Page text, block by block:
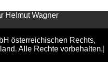
Helmut Wagner
österreichischen Rechts,
Alle Rechte vorbehalten.|